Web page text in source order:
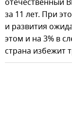
за 11 лет. При
и развития
этом и на 3% в
страна избежит